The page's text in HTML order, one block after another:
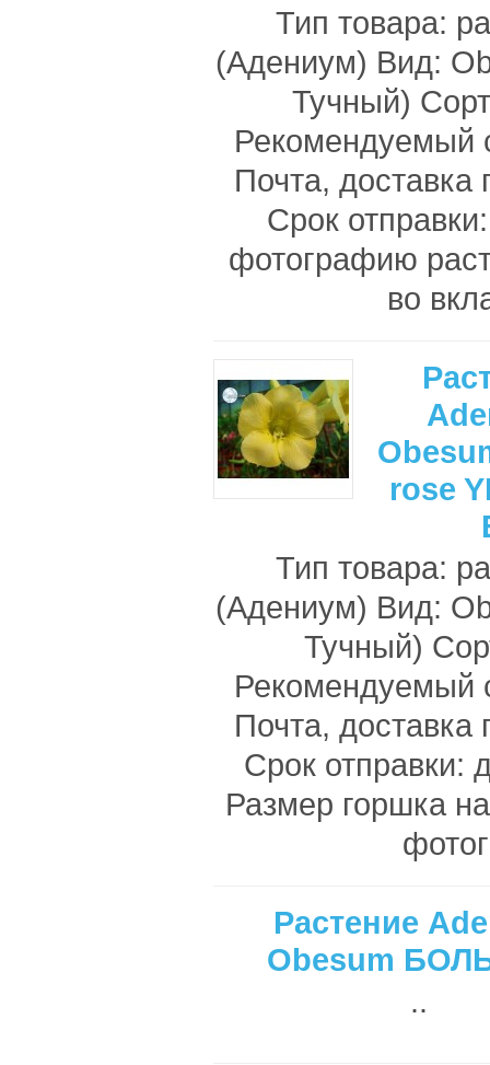
Тип товара:
(Адениум) Вид:
Тучный)
Рекомендуемый
Почта, доставка
Срок
фотографию
во
rose
Тип товара:
(Адениум) Вид:
Тучный)
Рекомендуемый
Почта, доставка
Срок отправки:
Размер горшка
Растение
Obesum
..